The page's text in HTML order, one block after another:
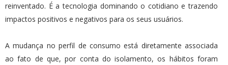
reinventado. É a tecnologia dominando o cotidiano e trazendo
impactos positivos e negativos para os seus usuários.
A mudança no perfil de consumo está diretamente associada
ao fato de que, por conta do isolamento, os hábitos foram